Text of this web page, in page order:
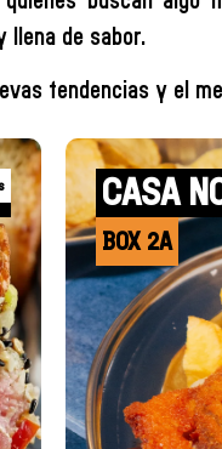
llena de sabor.
tendencias y el
CASA
BOX 2A